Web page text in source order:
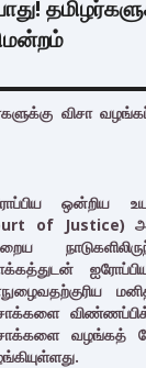
விசா
ஒன்றிய
of Justice)
வழங்கத்